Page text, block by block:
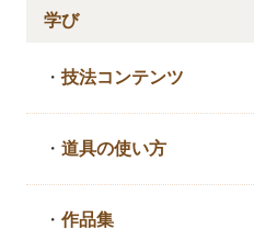
学び
・技法コンテンツ
・道具の使い方
・作品集